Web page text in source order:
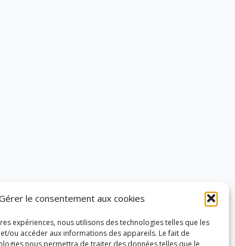
le consentement aux cookies
expériences, nous utilisons des technologies telles que les
ou accéder aux informations des appareils. Le fait de
nous permettra de traiter des données telles que le